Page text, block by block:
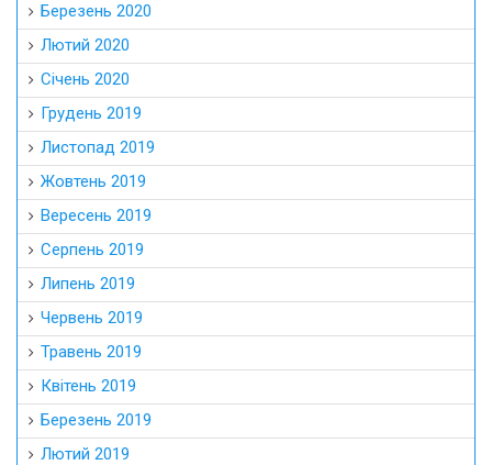
Березень 2020
Лютий 2020
Січень 2020
Грудень 2019
Листопад 2019
Жовтень 2019
Вересень 2019
Серпень 2019
Липень 2019
Червень 2019
Травень 2019
Квітень 2019
Березень 2019
Лютий 2019